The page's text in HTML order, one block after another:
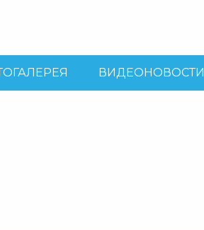
ВИДЕОНОВОСТИ